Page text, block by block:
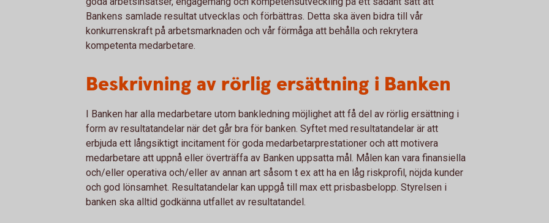
Bankens samlade resultat utvecklas och förbättras. Detta ska även bidra till vår
konkurrenskraft på arbetsmarknaden och vår förmåga att behålla och rekrytera
kompetenta medarbetare.
Beskrivning av rörlig ersättning i Banken
I Banken har alla medarbetare utom bankledning möjlighet att få del av rörlig ersättning i
form av resultatandelar när det går bra för banken. Syftet med resultatandelar är att
erbjuda ett långsiktigt incitament för goda medarbetarprestationer och att motivera
medarbetare att uppnå eller överträffa av Banken uppsatta mål. Målen kan vara finansiella
och/eller operativa och/eller av annan art såsom t ex att ha en låg riskprofil, nöjda kunder
och god lönsamhet. Resultatandelar kan uppgå till max ett prisbasbelopp. Styrelsen i
banken ska alltid godkänna utfallet av resultatandel.